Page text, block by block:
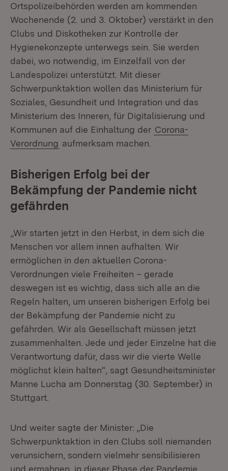
Ortspolizeibehörden werden am kommenden
Wochenende (2. und 3. Oktober) verstärkt in den
Clubs und Diskotheken zur Kontrolle der
Hygienekonzepte unterwegs sein. Sie werden
dabei, wo notwendig, im Einzelfall von der
Landespolizei unterstützt. Mit dieser
Schwerpunktaktion wollen das Ministerium für
Soziales, Gesundheit und Integration und das
Ministerium des Inneren, für Digitalisierung und
Kommunen auf die Einhaltung der Corona-
Verordnung aufmerksam machen.
Bisherigen Erfolg bei der
Bekämpfung der Pandemie nicht
gefährden
„Wir starten jetzt in den Herbst, in dem sich die
Menschen vor allem innen aufhalten. Wir
ermöglichen in den aktuellen Corona-
Verordnungen viele Freiheiten – gerade
deswegen ist es wichtig, dass sich alle an die
Regeln halten, um unseren bisherigen Erfolg bei
der Bekämpfung der Pandemie nicht zu
gefährden. Wir als Gesellschaft müssen jetzt
zusammenhalten. Jede und jeder Einzelne hat die
Verantwortung dafür, dass wir die vierte Welle
möglichst klein halten“, sagt Gesundheitsminister
Manne Lucha am Donnerstag (30. September) in
Stuttgart.
Und weiter sagte der Minister: „Die
Schwerpunktaktion in den Clubs soll niemanden
verunsichern, sondern vielmehr sensibilisieren
und ermahnen, in dieser Phase der Pandemie